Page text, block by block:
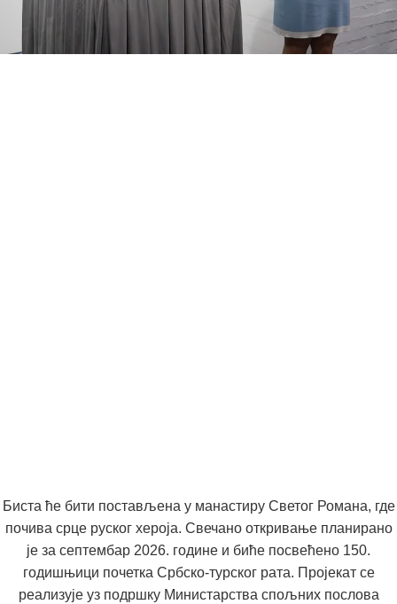
Биста ће бити постављена у манастиру Светог Романа, где
почива срце руског хероја. Свечано откривање планирано
је за септембар 2026. године и биће посвећено 150.
годишњици почетка Србско-турског рата. Пројекат се
реализује уз подршку Министарства спољних послова